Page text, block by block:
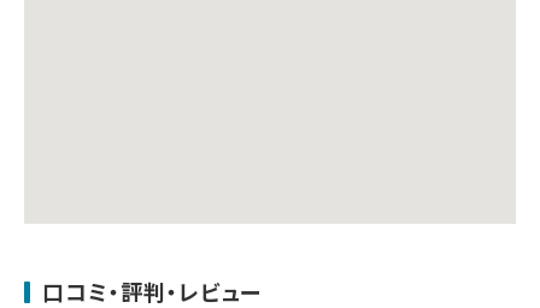
口コミ・評判・レビュー